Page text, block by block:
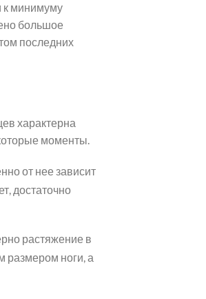
к минимуму
большое
последних
характерна
моменты.
от нее зависит
достаточно
растяжение в
размером ноги, а